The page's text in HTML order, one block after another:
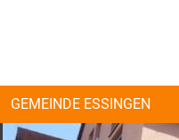
GEMEINDE ESSINGEN